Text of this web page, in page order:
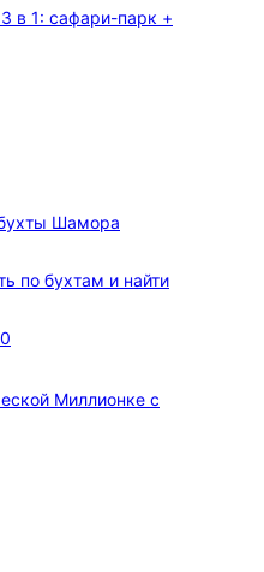
Шамора
по бухтам и найти